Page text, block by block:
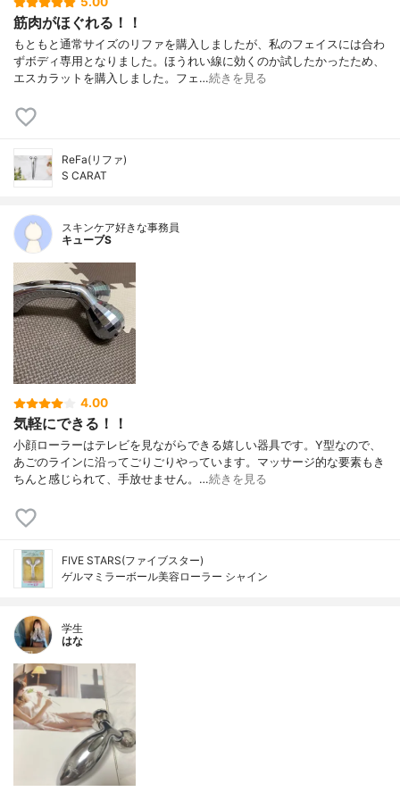
筋肉がほぐれる！！
もともと通常サイズのリファを購入しましたが、私のフェイスには合わ
ずボディ専用となりました。ほうれい線に効くのか試したかったため、
エスカラットを購入しました。フェ…続きを見る
ReFa(リファ)
S CARAT
スキンケア好きな事務員
キューブS
4.00
気軽にできる！！
小顔ローラーはテレビを見ながらできる嬉しい器具です。Y型なので、
あごのラインに沿ってごりごりやっています。マッサージ的な要素もき
ちんと感じられて、手放せません。…続きを見る
FIVE STARS(ファイブスター)
ゲルマミラーボール美容ローラー シャイン
学生
はな